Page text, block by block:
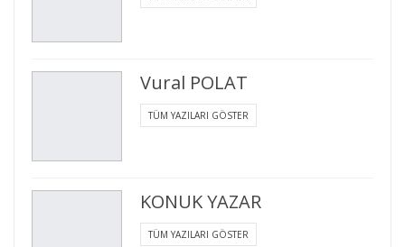
Vural POLAT
TÜM YAZILARI GÖSTER
KONUK YAZAR
TÜM YAZILARI GÖSTER